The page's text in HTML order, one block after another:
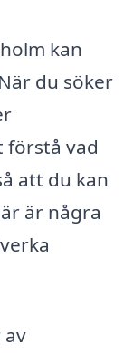
kan
du söker
förstå vad
att du kan
är några
av